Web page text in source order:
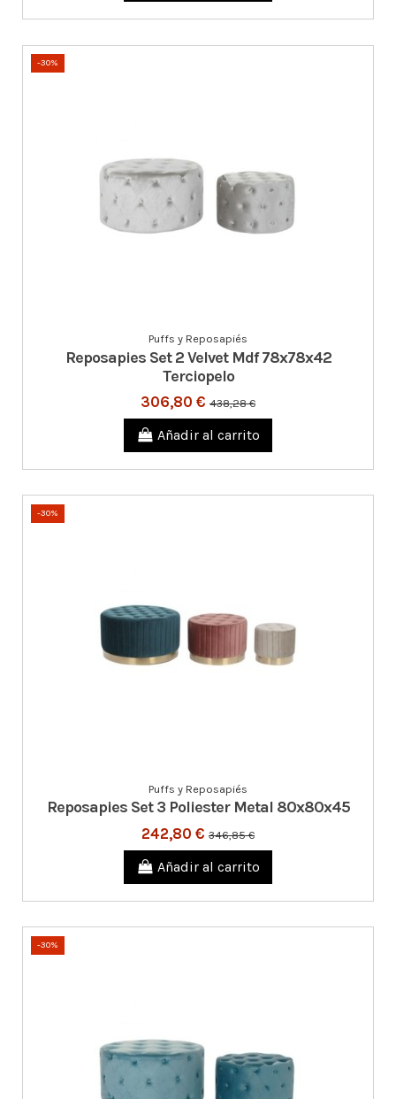
-30%
Puffs y Reposapiés
Reposapies Set 2 Velvet Mdf 78x78x42
Terciopelo
306,80 € 438,28 €
Añadir al carrito
-30%
Puffs y Reposapiés
Reposapies Set 3 Poliester Metal 80x80x45
242,80 € 346,85 €
Añadir al carrito
-30%